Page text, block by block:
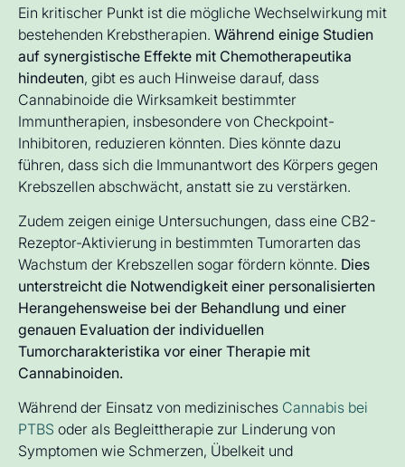
Ein kritischer Punkt ist die mögliche Wechselwirkung mit
bestehenden Krebstherapien. Während einige Studien
auf synergistische Effekte mit Chemotherapeutika
hindeuten, gibt es auch Hinweise darauf, dass
Cannabinoide die Wirksamkeit bestimmter
Immuntherapien, insbesondere von Checkpoint-
Inhibitoren, reduzieren könnten. Dies könnte dazu
führen, dass sich die Immunantwort des Körpers gegen
Krebszellen abschwächt, anstatt sie zu verstärken.
Zudem zeigen einige Untersuchungen, dass eine CB2-
Rezeptor-Aktivierung in bestimmten Tumorarten das
Wachstum der Krebszellen sogar fördern könnte. Dies
unterstreicht die Notwendigkeit einer personalisierten
Herangehensweise bei der Behandlung und einer
genauen Evaluation der individuellen
Tumorcharakteristika vor einer Therapie mit
Cannabinoiden.
Während der Einsatz von medizinisches Cannabis bei
PTBS oder als Begleittherapie zur Linderung von
Symptomen wie Schmerzen, Übelkeit und